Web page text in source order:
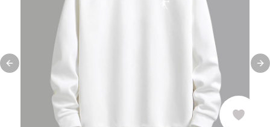
Previous slide